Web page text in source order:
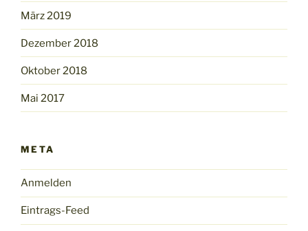
März 2019
Dezember 2018
Oktober 2018
Mai 2017
META
Anmelden
Eintrags-Feed